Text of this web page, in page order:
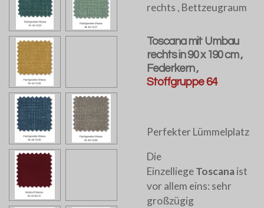
rechts , Bettzeugraum
Toscana mit Umbau
rechts in 90 x 190 cm ,
Federkern ,
Stoffgruppe 64
Perfekter Lümmelplatz
Die
EinzelliegeToscanaist
vor allem eins: sehr
großzügig